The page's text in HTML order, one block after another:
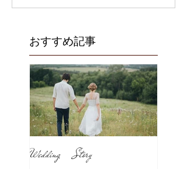
おすすめ記事
Wedding Story